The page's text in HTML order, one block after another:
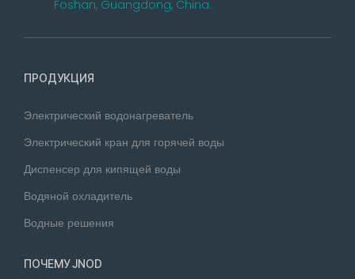
Foshan, Guangdong, China.
ПРОДУКЦИЯ
Электрический водонагреватель
Электрический кран для горячей воды
Диспенсер для кипящей воды
Водяной охладитель
Водные решения
ПОЧЕМУ JNOD